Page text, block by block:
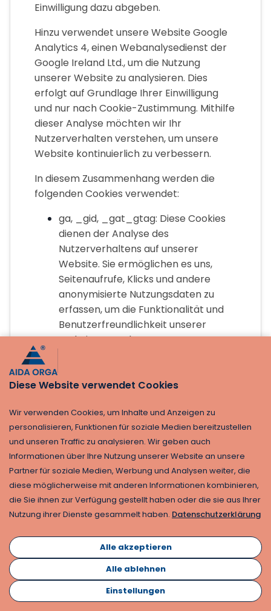
Einwilligung dazu abgeben.
Hinzu verwendet unsere Website Google
Analytics 4, einen Webanalysedienst der
Google Ireland Ltd., um die Nutzung
unserer Website zu analysieren. Dies
erfolgt auf Grundlage Ihrer Einwilligung
und nur nach Cookie-Zustimmung. Mithilfe
dieser Analyse möchten wir Ihr
Nutzerverhalten verstehen, um unsere
Website kontinuierlich zu verbessern.
In diesem Zusammenhang werden die
folgenden Cookies verwendet:
ga, _gid, _gat_gtag: Diese Cookies
dienen der Analyse des
Nutzerverhaltens auf unserer
Website. Sie ermöglichen es uns,
Seitenaufrufe, Klicks und andere
anonymisierte Nutzungsdaten zu
erfassen, um die Funktionalität und
Benutzerfreundlichkeit unserer
Website zu verbessern.
verwendet, wenn externe Dienste
aktiviert werden.
Die Cookies haben unterschiedliche
Speicherdauern:
ga ist zwei Jahre gültig.
„_gid” ist 24 Stunden gültig.
Mode v2 anonymisierte Nutzungsdaten,
die keine personenbezogenen
Informationen enthalten. Die
Datenerhebung erfolgt ausschließlich zur
Optimierung unserer Dienste und nicht zu
Diese Website verwendet Cookies
Wir verwenden Cookies, um Inhalte und Anzeigen zu
personalisieren, Funktionen für soziale Medien bereitzustellen
und unseren Traffic zu analysieren. Wir geben auch
Informationen über Ihre Nutzung unserer Website an unsere
Partner für soziale Medien, Werbung und Analysen weiter, die
diese möglicherweise mit anderen Informationen kombinieren,
die Sie ihnen zur Verfügung gestellt haben oder die sie aus Ihrer
Nutzung ihrer Dienste gesammelt haben. Datenschutzerklärung
Alle akzeptieren
Alle ablehnen
Einstellungen